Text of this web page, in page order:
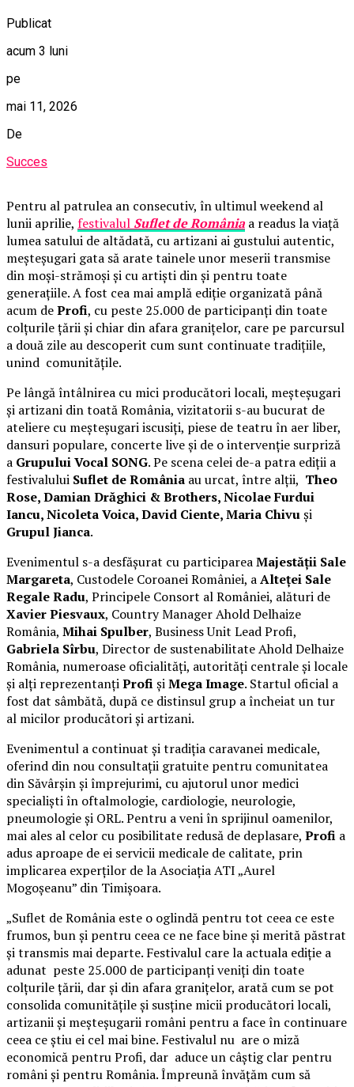
Publicat
acum 3 luni
pe
mai 11, 2026
De
Succes
Pentru al patrulea an consecutiv, în ultimul weekend al
lunii aprilie, festivalul Suflet de România a readus la viață
lumea satului de altădată, cu artizani ai gustului autentic,
meșteșugari gata să arate tainele unor meserii transmise
din moși-strămoși și cu artiști din și pentru toate
generațiile. A fost cea mai amplă ediție organizată până
acum deProfi, cu peste 25.000 de participanți din toate
colțurile țării și chiar din afara granițelor, care pe parcursul
a două zile au descoperit cum sunt continuate tradițiile,
unind comunitățile.
Pe lângă întâlnirea cu mici producători locali, meșteșugari
și artizani din toată România, vizitatorii s-au bucurat de
ateliere cu meșteșugari iscusiți, piese de teatru în aer liber,
dansuri populare, concerte live și de o intervenție surpriză
a Grupului Vocal SONG. Pe scena celei de-a patra ediții a
festivalului Suflet de România au urcat, între alții, Theo
Rose, Damian Drăghici & Brothers, Nicolae Furdui
Iancu, Nicoleta Voica, David Ciente, Maria Chivuși
Grupul Jianca.
Evenimentul s-a desfășurat cu participareaMajestății Sale
Margareta, Custodele Coroanei României, aAlteței Sale
Regale Radu, Principele Consort al României, alături de
Xavier Piesvaux, Country Manager Ahold Delhaize
România, Mihai Spulber, Business Unit Lead Profi,
Gabriela Sîrbu, Director de sustenabilitate Ahold Delhaize
România, numeroase oficialități, autorități centrale și locale
și alți reprezentanțiProfișiMega Image. Startul oficial a
fost dat sâmbătă, după ce distinsul grup a încheiat un tur
al micilor producători și artizani.
Evenimentul a continuat și tradiția caravanei medicale,
oferind din nou consultații gratuite pentru comunitatea
din Săvârșin și împrejurimi, cu ajutorul unor medici
specialiști în oftalmologie, cardiologie, neurologie,
pneumologie și ORL. Pentru a veni în sprijinul oamenilor,
mai ales al celor cu posibilitate redusă de deplasare, Profi a
adus aproape de ei servicii medicale de calitate, prin
implicarea experților de la Asociația ATI „Aurel
Mogoșeanu” din Timișoara.
„Suflet de România este o oglindă pentru tot ceea ce este
frumos, bun și pentru ceea ce ne face bine și merită păstrat
și transmis mai departe. Festivalul care la actuala ediție a
adunat peste 25.000 de participanți veniți din toate
colțurile țării, dar și din afara granițelor, arată cum se pot
consolida comunitățile și susține micii producători locali,
artizanii și meșteșugarii români pentru a face în continuare
ceea ce știu ei cel mai bine. Festivalul nu are o miză
economică pentru Profi, dar aduce un câștig clar pentru
români și pentru România. Împreună învățăm cum să